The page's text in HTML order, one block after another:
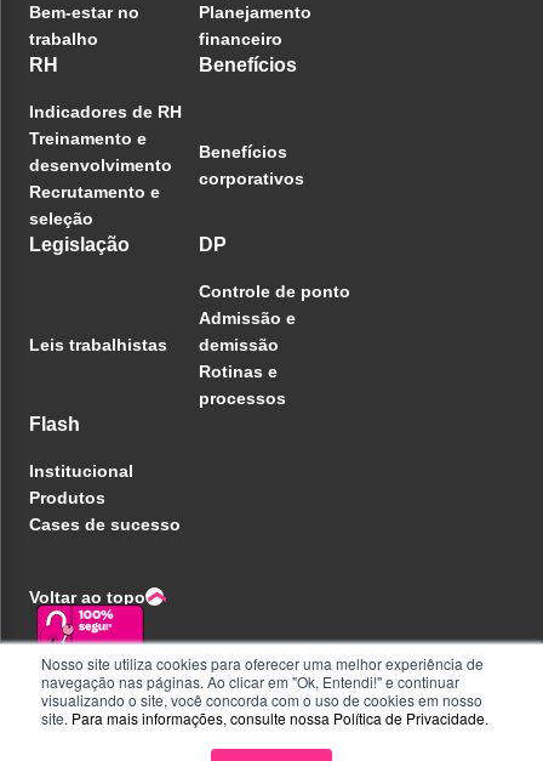
Nosso site utiliza cookies para oferecer uma melhor experiência de
navegação nas páginas. Ao clicar em "Ok, Entendi!" e continuar
visualizando o site, você concorda com o uso de cookies em nosso
site. Para mais informações, consulte nossa Política de Privacidade.
Bem-estar no
trabalho
Planejamento
financeiro
RH
Indicadores de RH
Treinamento e
desenvolvimento
Recrutamento e
seleção
Benefícios
Benefícios
corporativos
Legislação
Leis trabalhistas
DP
Controle de ponto
Admissão e
demissão
Rotinas e
processos
Flash
Institucional
Produtos
Cases de sucesso
Voltar ao topo
Política de privacidade
Central de ajuda
Liberdade e Privacidade